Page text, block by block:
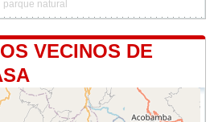
parque natural
VECINOS DE